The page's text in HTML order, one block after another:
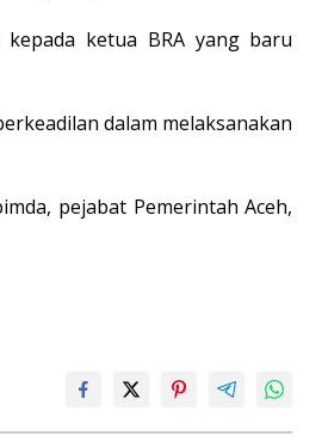
ketua BRA yang baru
dalam melaksanakan
pejabat Pemerintah Aceh,